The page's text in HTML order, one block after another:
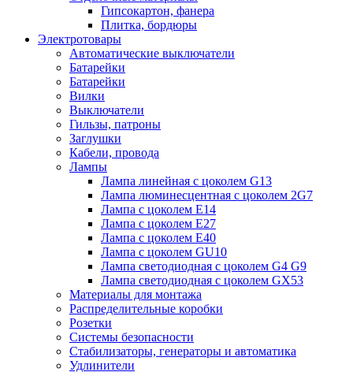
Гипсокартон, фанера
Плитка, бордюры
Электротовары
Автоматические выключатели
Батарейки
Батарейки
Вилки
Выключатели
Гильзы, патроны
Заглушки
Кабели, провода
Лампы
Лампа линейная с цоколем G13
Лампа люминесцентная с цоколем 2G7
Лампа с цоколем E14
Лампа с цоколем E27
Лампа с цоколем E40
Лампа с цоколем GU10
Лампа светодиодная с цоколем G4 G9
Лампа светодиодная с цоколем GX53
Материалы для монтажа
Распределительные коробки
Розетки
Системы безопасности
Стабилизаторы, генераторы и автоматика
Удлинители